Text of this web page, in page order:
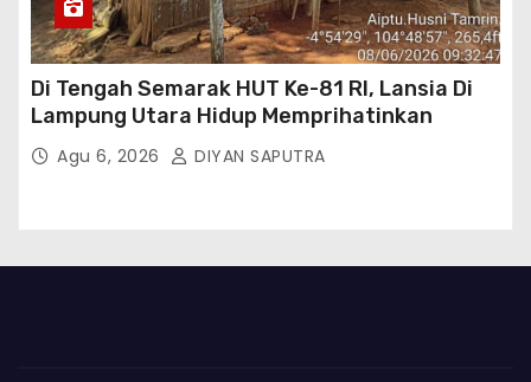
Di Tengah Semarak HUT Ke-81 RI, Lansia Di
Lampung Utara Hidup Memprihatinkan
Agu 6, 2026 DIYAN SAPUTRA